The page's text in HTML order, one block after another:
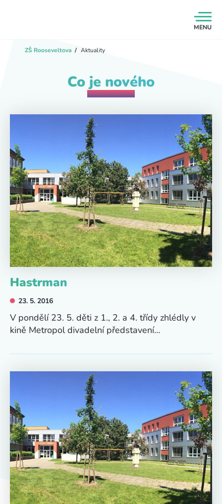
MENU
ZŠ Rooseveltova / Aktuality
Co je nového
Hastrman
23. 5. 2016
V pondělí 23. 5. děti z 1., 2. a 4. třídy zhlédly v
kině Metropol divadelní představení…